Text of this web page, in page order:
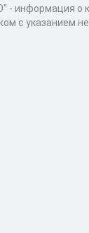
- информация
с указанием